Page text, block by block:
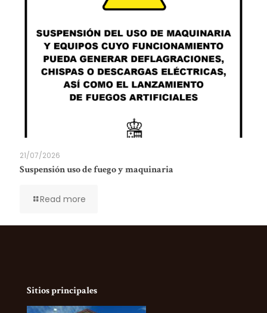
21/07/2026
Suspensión uso de fuego y maquinaria
Read more
Sitios principales